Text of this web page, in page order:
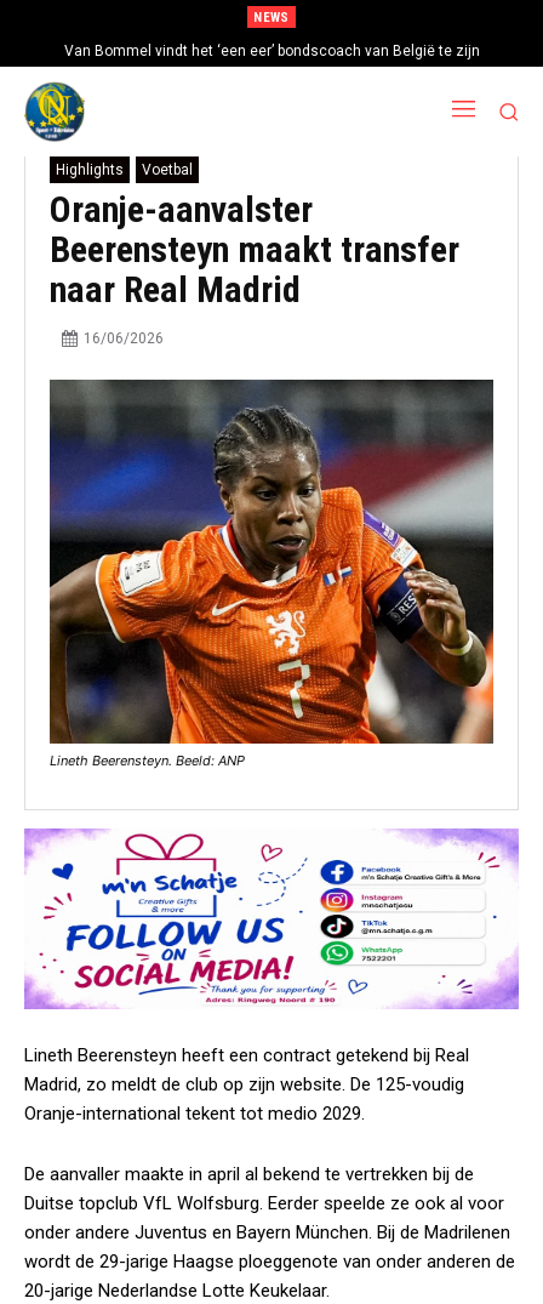
NEWS
Van Bommel vindt het ‘een eer’ bondscoach van België te zijn
Highlights Voetbal
Oranje-aanvalster
Beerensteyn maakt transfer
naar Real Madrid
16/06/2026
Lineth Beerensteyn. Beeld: ANP
Lineth Beerensteyn heeft een contract getekend bij Real
Madrid, zo meldt de club op zijn website. De 125-voudig
Oranje-international tekent tot medio 2029.
De aanvaller maakte in april al bekend te vertrekken bij de
Duitse topclub VfL Wolfsburg. Eerder speelde ze ook al voor
onder andere Juventus en Bayern München. Bij de Madrilenen
wordt de 29-jarige Haagse ploeggenote van onder anderen de
20-jarige Nederlandse Lotte Keukelaar.